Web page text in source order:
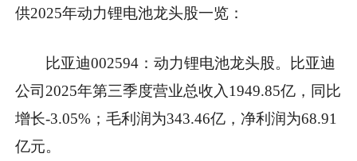
供2025年动力锂电池龙头股一览：
比亚迪002594：动力锂电池龙头股。比亚迪
公司2025年第三季度营业总收入1949.85亿，同比
增长-3.05%；毛利润为343.46亿，净利润为68.91
亿元。